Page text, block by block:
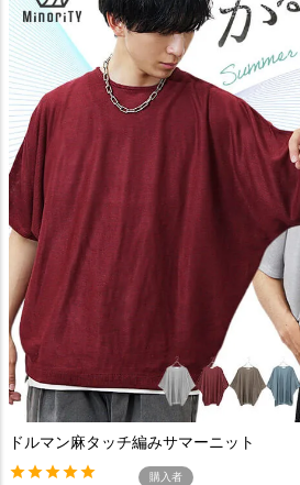
ドルマン麻タッチ編みサマーニット
購入者